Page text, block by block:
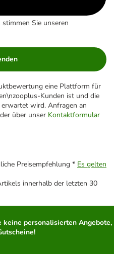
Sie unseren
eine Plattform für
Kunden ist und die
wird. Anfragen an
über unser Kontaktformular
Preisempfehlung * Es gelten
innerhalb der letzten 30
keine personalisierten Angebote,